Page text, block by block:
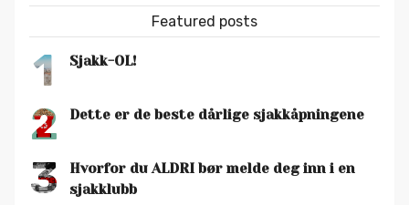
Featured posts
1 Sjakk-OL!
2 Dette er de beste dårlige sjakkåpningene
3
Hvorfor du ALDRI bør melde deg inn i en
sjakklubb